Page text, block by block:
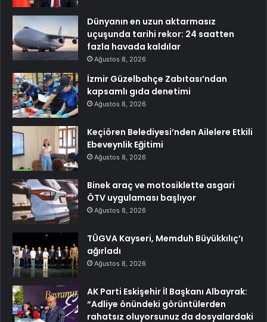
Dünyanın en uzun aktarmasız
uçuşunda tarihi rekor: 24 saatten
fazla havada kaldılar
Ağustos 8, 2026
İzmir Güzelbahçe Zabıtası’ndan
kapsamlı gıda denetimi
Ağustos 8, 2026
Keçiören Belediyesi’nden Ailelere Etkili
Ebeveynlik Eğitimi
Ağustos 8, 2026
Binek araç ve motosiklette asgari
ÖTV uygulaması başlıyor
Ağustos 8, 2026
TÜGVA Kayseri, Memduh Büyükkılıç’ı
ağırladı
Ağustos 8, 2026
AK Parti Eskişehir İl Başkanı Albayrak:
“Adliye önündeki görüntülerden
rahatsız oluyorsunuz da dosyalardaki